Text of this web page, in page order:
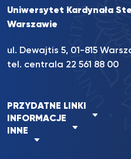
Uniwersytet Kardynała
Warszawie
ul. Dewajtis 5, 01-815
tel. centrala 22 561 88 00
PRZYDATNE LINKI
INFORMACJE
INNE